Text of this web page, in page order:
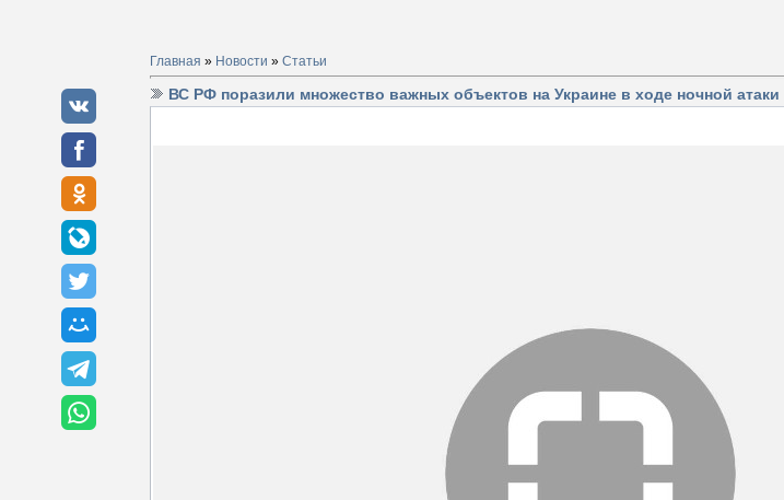
Главная » Новости » Статьи
ВС РФ поразили множество важных объектов на Украине в ходе ночной атаки